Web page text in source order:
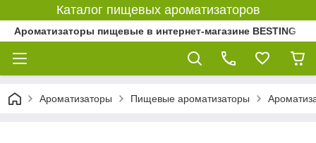
Каталог пищевых ароматизаторов
Ароматизаторы пищевые в интернет-магазине BESTING
Ароматизаторы Пищевые ароматизаторы